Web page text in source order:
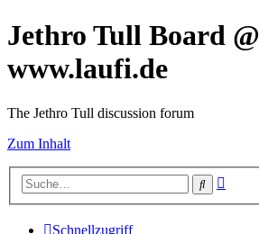
Jethro Tull Board @
www.laufi.de
The Jethro Tull discussion forum
Zum Inhalt
Suche
Schnellzugriff